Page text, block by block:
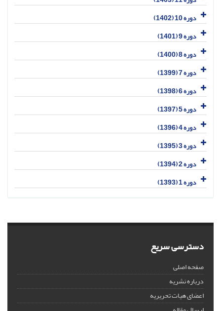
دوره 10 (1402)
دوره 9 (1401)
دوره 8 (1400)
دوره 7 (1399)
دوره 6 (1398)
دوره 5 (1397)
دوره 4 (1396)
دوره 3 (1395)
دوره 2 (1394)
دوره 1 (1393)
دسترسی سریع
صفحه اصلی
درباره نشریه
اعضای هیات تحریریه